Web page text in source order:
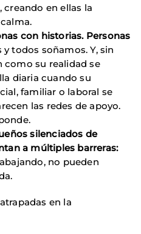
en ellas la
con historias. Personas
todos soñamos. Y, sin
como su realidad se
diaria cuando su
familiar o laboral se
las redes de apoyo.
silenciados de
a múltiples barreras:
no pueden
en la